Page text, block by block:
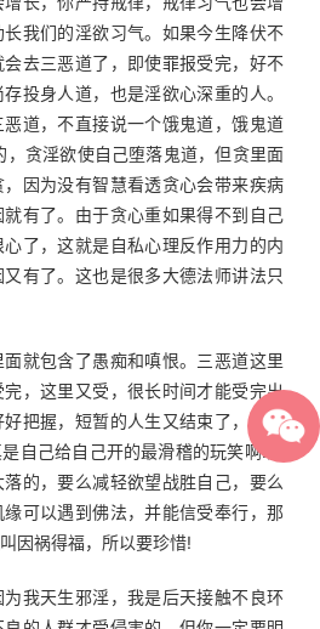
我们的淫欲习气。如果今生降伏不
去三恶道了，即使罪报受完，好不
投身人道，也是淫欲心深重的人。
道，不直接说一个饿鬼道，饿鬼道
，贪淫欲使自己堕落鬼道，但贪里面
因为没有智慧看透贪心会带来疾病
有了。由于贪心重如果得不到自己
了，这就是自私心理反作用力的内
有了。这也是很多大德法师讲法只
就包含了愚痴和嗔恨。三恶道这里
，这里又受，很长时间才能受完出
把握，短暂的人生又结束了，就又
自己给自己开的最滑稽的玩笑啊!淫
的，要么减轻欲望战胜自己，要么
可以遇到佛法，并能信受奉行，那
因祸得福，所以要珍惜!
我天生邪淫，我是后天接触不良环